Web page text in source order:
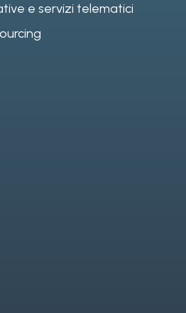
e servizi telematici